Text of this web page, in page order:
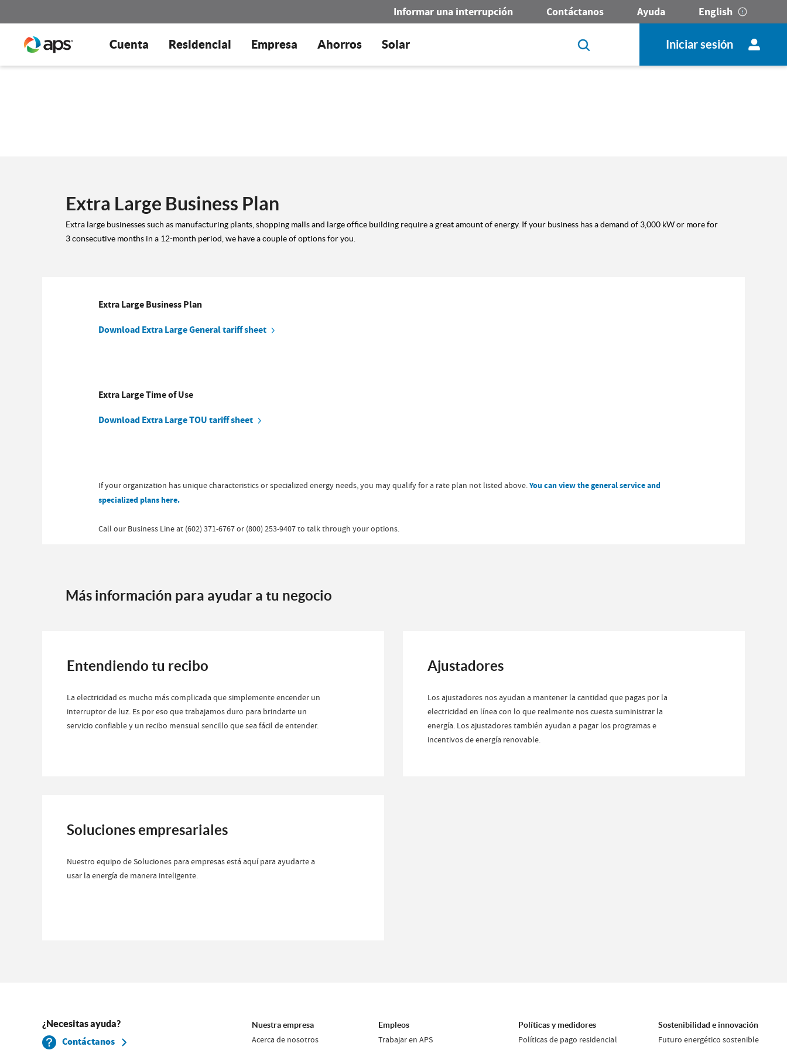
Informar una interrupción Contáctanos Ayuda English
Cuenta Residencial Empresa Ahorros Solar Iniciar sesión
Extra Large Business Plan
Extra large businesses such as manufacturing plants, shopping malls and large office building require a great amount of energy. If your business has a demand of 3,000 kW or more for
3 consecutive months in a 12-month period, we have a couple of options for you.
Extra Large Business Plan
Download Extra Large General tariff sheet
Extra Large Time of Use
Download Extra Large TOU tariff sheet
If your organization has unique characteristics or specialized energy needs, you may qualify for a rate plan not listed above.You can view the general service and
specialized plans here.
Call our Business Line at (602) 371-6767 or (800) 253-9407 to talk through your options.
Más información para ayudar a tu negocio
Entendiendo tu recibo
La electricidad es mucho más complicada que simplemente encender un
interruptor de luz. Es por eso que trabajamos duro para brindarte un
servicio confiable y un recibo mensual sencillo que sea fácil de entender.
Ajustadores
Los ajustadores nos ayudan a mantener la cantidad que pagas por la
electricidad en línea con lo que realmente nos cuesta suministrar la
energía. Los ajustadores también ayudan a pagar los programas e
incentivos de energía renovable.
Soluciones empresariales
Nuestro equipo de Soluciones para empresas está aquí para ayudarte a
usar la energía de manera inteligente.
¿Necesitas ayuda?
Contáctanos
Nuestra empresa
Acerca de nosotros
Empleos
Trabajar en APS
Políticas y medidores
Políticas de pago residencial
Sostenibilidad e innovación
Futuro energético sostenible